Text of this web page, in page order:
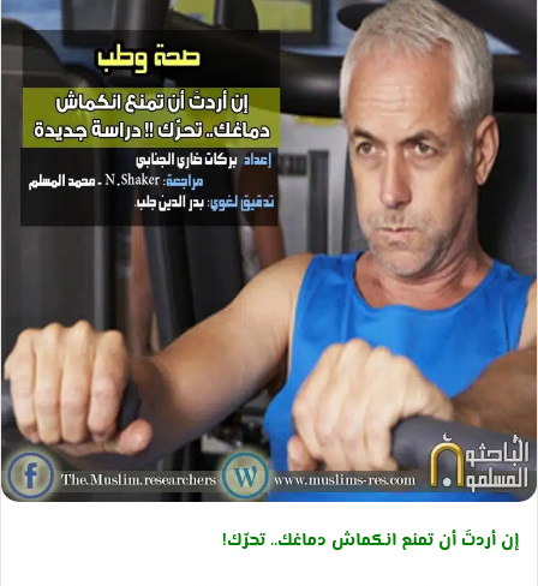
ر
ي
ا
ك
ت
ر
و
ي
د
ا
إ
ك
ت
ر
و
ا
ر
ي
د
ا
إ
ل
ت
ي
ا
ل
ب
د
ا
ل
ك
ت
ر
ن
إن أردتَ أن تمنع انكماش دماغك.. تحرّك!